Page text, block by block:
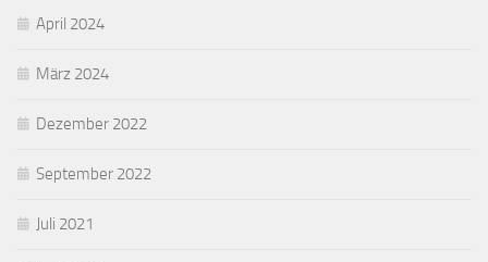
April 2024
März 2024
Dezember 2022
September 2022
Juli 2021